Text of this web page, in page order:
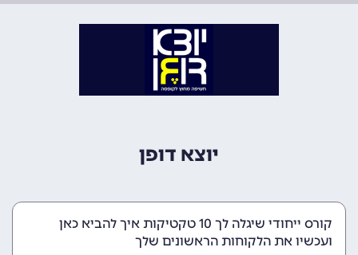
יוצא דופן
קורס ייחודי שיגלה לך 10 טקטיקות איך להביא כאן
ועכשיו את הלקוחות הראשונים שלך